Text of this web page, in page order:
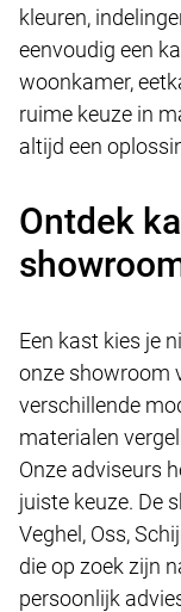
kleuren,
eenvoudig een
woonkamer,
ruime keuze in
altijd een
Ontdek
Een kast kies je
onze showroom
verschillende
materialen
Onze adviseurs
juiste keuze. De
Veghel, Oss,
die op zoek zijn
persoonlijk